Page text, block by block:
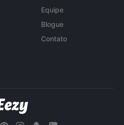
Equipe
Blogue
Contato